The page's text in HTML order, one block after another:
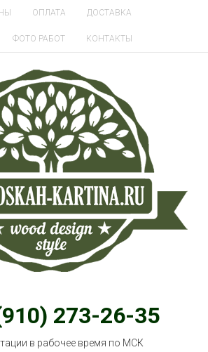
ОПЛАТА ДОСТАВКА
ФОТО РАБОТ КОНТАКТЫ
273-26-35
в рабочее время по МСК